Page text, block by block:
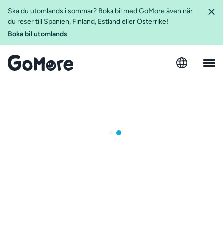
Ska du utomlands i sommar? Boka bil med GoMore även när
du reser till Spanien, Finland, Estland eller Österrike!
Boka bil utomlands